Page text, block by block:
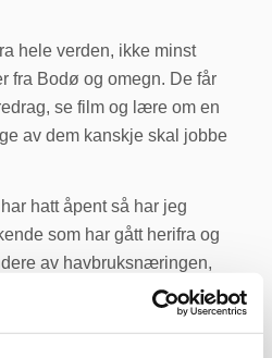
hele verden, ikke minst
fra Bodø og omegn. De får
se film og lære om en
av dem kanskje skal jobbe
hatt åpent så har jeg
som har gått herifra og
av havbruksnæringen,
ofte om å oppklare
eller misinformasjon som